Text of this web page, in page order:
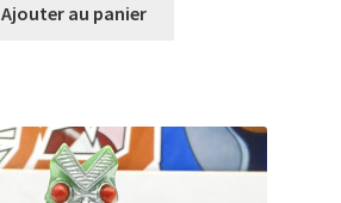
Ajouter au panier